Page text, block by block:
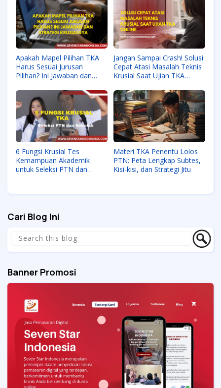
Apakah Mapel Pilihan TKA
Harus Sesuai Jurusan
Pilihan? Ini Jawaban dan
Jangan Sampai Crash! Solusi
Cepat Atasi Masalah Teknis
Krusial Saat Ujian TKA
6 Fungsi Krusial Tes
Kemampuan Akademik
untuk Seleksi PTN dan
Materi TKA Penentu Lolos
PTN: Peta Lengkap Subtes,
Kisi-kisi, dan Strategi Jitu
Cari Blog Ini
Banner Promosi